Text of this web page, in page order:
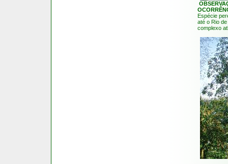
Espécie
até o Rio
complexo